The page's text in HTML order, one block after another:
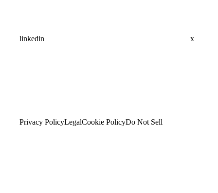
linkedin x
Privacy PolicyLegalCookie PolicyDo Not Sell